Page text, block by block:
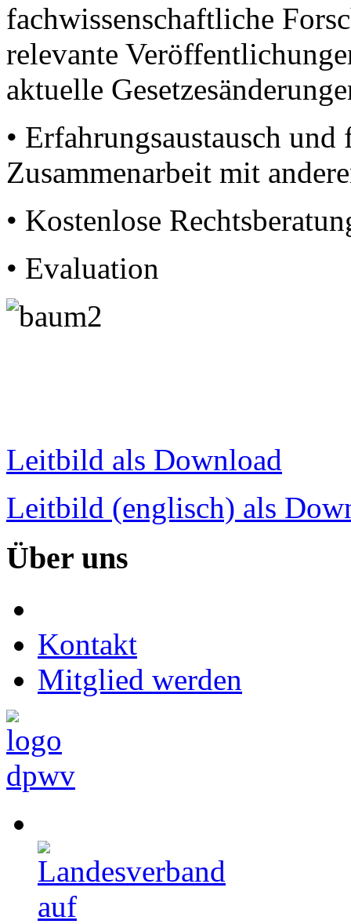
fachwissenschaftliche
relevante
aktuelle
• Erfahrungsaustausch
Zusammenarbeit mit
• Kostenlose
• Evaluation
Leitbild als Download
Leitbild (englisch) als
Über uns
Kontakt
Mitglied werden